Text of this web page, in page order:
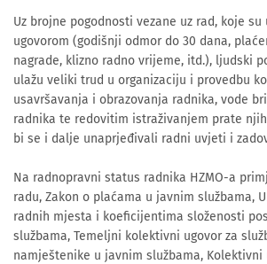
Uz brojne pogodnosti vezane uz rad, koje
ugovorom (godišnji odmor do 30 dana,
nagrade, klizno radno vrijeme, itd.), ljudski
ulažu veliki trud u organizaciju i provedbu
usavršavanja i obrazovanja radnika, vode
radnika te redovitim istraživanjem prate
bi se i dalje unaprjeđivali radni uvjeti i
Na radnopravni status radnika HZMO-a
radu, Zakon o plaćama u javnim službama,
radnih mjesta i koeficijentima složenosti
službama, Temeljni kolektivni ugovor za
namještenike u javnim službama, Kolektivni